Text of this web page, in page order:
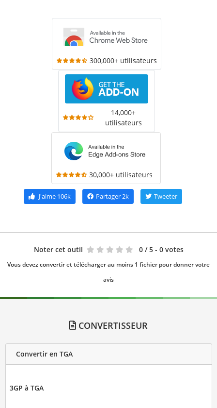
300,000+ utilisateurs
14,000+
utilisateurs
30,000+ utilisateurs
J'aime106k Partager2k Tweeter
Noter cet outil 0 / 5 - 0 votes
Vous devez convertir et télécharger au moins 1 fichier pour donner votre
avis
CONVERTISSEUR
Convertir en TGA
3GP à TGA